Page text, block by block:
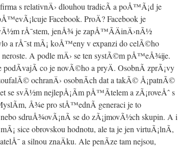
s relativnÄ› dlouhou tradicÃ­ a poÅ™Ã¡d je
Facebook. ProÄ? Facebook je
rÅ¯stem, jenÅ¾ je zapÅ™Ã­ÄinÄ›nÃ½
a rÅ¯st mÃ¡ koÅ™eny v expanzi do celÃ©ho
A podle mÄ› se ten systÃ©m pÅ™eÅ¾ije.
co je novÃ©ho a pryÄ. OsobnÃ­ zprÃ¡vy
ochranÄ› osobnÃ­ch dat a takÃ© Å¡patnÃ©
se svÃ½m nejlepÅ¡Ã­m pÅ™Ã­telem a zÃ¡roveÅˆ s
Å¾e pro stÅ™ednÃ­ generaci je to
sdruÅ¾ovÃ¡nÃ­ se do zÃ¡jmovÃ½ch skupin. A i
sice obrovskou hodnotu, ale ta je jen virtuÃ¡lnÃ­,
a silnou znaÄku. Ale penÃ­ze tam nejsou,